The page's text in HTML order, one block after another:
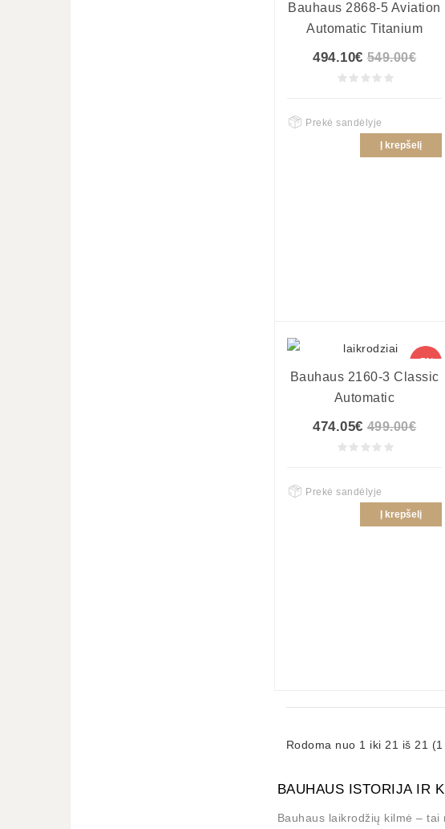
Bauhaus 2868-5 Aviation
Automatic Titanium
494.10€ 549.00€
Prekė sandėlyje
Į krepšelį
-5%
Bauhaus 2160-3 Classic
Automatic
474.05€ 499.00€
Prekė sandėlyje
Į krepšelį
Rodoma nuo 1 iki 21 iš 21
BAUHAUS ISTORIJA IR
Bauhaus laikrodžių kilmė –